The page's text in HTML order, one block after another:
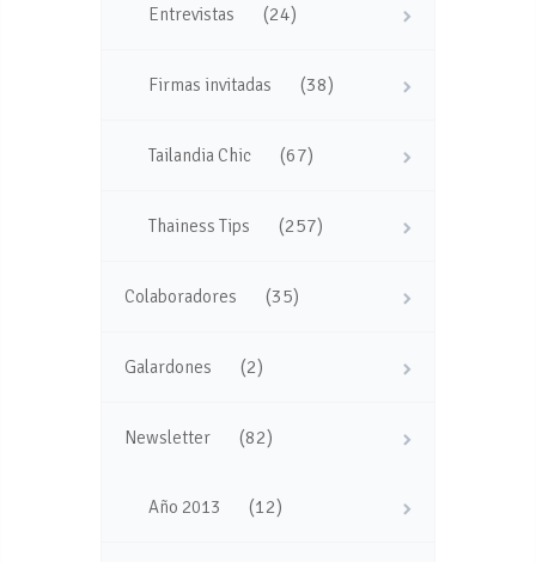
Entrevistas (24)
Firmas invitadas (38)
Tailandia Chic (67)
Thainess Tips (257)
Colaboradores (35)
Galardones (2)
Newsletter (82)
Año 2013 (12)